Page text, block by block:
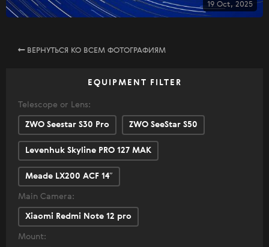
19 Oct, 2025
ВЕРНУТЬСЯ КО ВСЕМ ФОТОГРАФИЯМ
EQUIPMENT FILTER
Telescope or Lens:
ZWO Seestar S30 Pro ZWO SeeStar S50
Levenhuk Skyline PRO 127 MAK
Meade LX200 ACF 14″
Main Camera:
Xiaomi Redmi Note 12 pro
Mount: